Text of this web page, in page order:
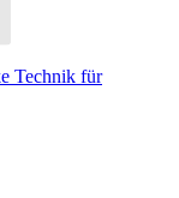
Technik für